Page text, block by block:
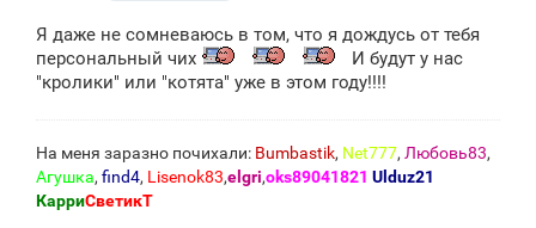
б
щ
н
Я даже не сомневаюсь в том, что я дождусь от тебя
персональный чих
И будут у нас
"кролики" или "котята" уже в этом году!!!!
На меня заразно почихали: Bumbastik, Net777, Любовь83,
Агушка, find4, Lisenok83,elgri,oks89041821 Ulduz21
КарриСветикТ